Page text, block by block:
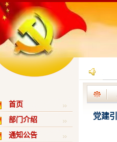
首页
部门介绍
通知公告
党建